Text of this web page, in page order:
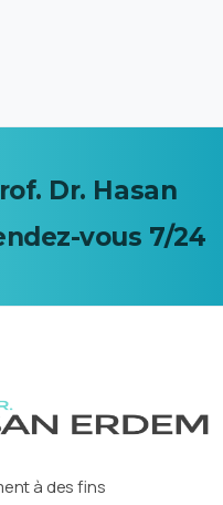
Dr. Hasan
vous 7/24
à des fins